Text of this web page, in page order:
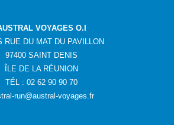
VOYAGES O.I
RUE DU MAT DU PAVILLON
97400 SAINT DENIS
ÎLE DE LA RÉUNION
TÉL : 02 62 90 90 70
run@austral-voyages.fr